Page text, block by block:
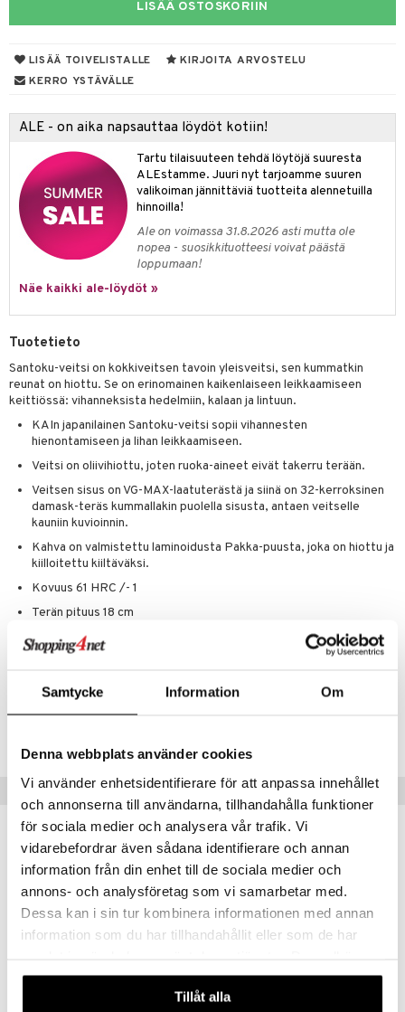
Samtycke Information Om
Denna webbplats använder cookies
Vi använder enhetsidentifierare för att anpassa innehållet
och annonserna till användarna, tillhandahålla funktioner
för sociala medier och analysera vår trafik. Vi
vidarebefordrar även sådana identifierare och annan
information från din enhet till de sociala medier och
annons- och analysföretag som vi samarbetar med.
Dessa kan i sin tur kombinera informationen med annan
information som du har tillhandahållit eller som de har
våra cookies vid fortsatt användande av vår webbplats.
Tillåt alla
LISÄÄ OSTOSKORIIN
LISÄÄ TOIVELISTALLE
KIRJOITA ARVOSTELU
KERRO YSTÄVÄLLE
ALE - on aika napsauttaa löydöt kotiin!
Tartu tilaisuuteen tehdä löytöjä suuresta
ALEstamme. Juuri nyt tarjoamme suuren
valikoiman jännittäviä tuotteita alennetuilla
hinnoilla!
Ale on voimassa 31.8.2026 asti mutta ole
nopea - suosikkituotteesi voivat päästä
loppumaan!
Näe kaikki ale-löydöt »
Tuotetieto
Santoku-veitsi on kokkiveitsen tavoin yleisveitsi, sen kummatkin
reunat on hiottu. Se on erinomainen kaikenlaiseen leikkaamiseen
keittiössä: vihanneksista hedelmiin, kalaan ja lintuun.
KAIn japanilainen Santoku-veitsi sopii vihannesten
hienontamiseen ja lihan leikkaamiseen.
Veitsi on oliivihiottu, joten ruoka-aineet eivät takerru terään.
Veitsen sisus on VG-MAX-laatuterästä ja siinä on 32-kerroksinen
damask-teräs kummallakin puolella sisusta, antaen veitselle
kauniin kuvioinnin.
Kahva on valmistettu laminoidusta Pakka-puusta, joka on hiottu ja
kiilloitettu kiiltäväksi.
Kovuus 61 HRC /- 1
Terän pituus 18 cm
Kahvan pituus 12,2 cm
Veitsi sopii erinomaisesti niin koti- kuin ammattikokeille.
Tuotenumero
Suositut tuotteet
sisustus
tarvikkeita
tekstiilit
koristelu
säilytys
Saalit
& Tyynyliinat
& Peitot
& Koukut
& Veistokset
& Lyhdyt
& Koukut
& Korit
tekstiilit
& Tyynyliinat
& Peitot
ruokinta